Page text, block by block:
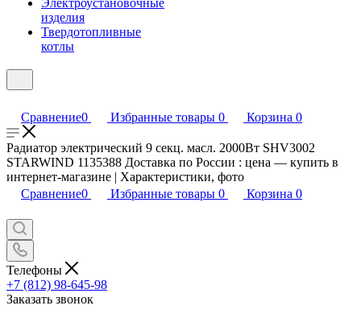
Электроустановочные
изделия
Твердотопливные
котлы
Сравнение0 Избранные товары 0 Корзина 0
Радиатор электрический 9 секц. масл. 2000Вт SHV3002
STARWIND 1135388 Доставка по России : цена — купить в
интернет-магазине | Характеристики, фото
Сравнение0 Избранные товары 0 Корзина 0
Телефоны
+7 (812) 98-645-98
Заказать звонок